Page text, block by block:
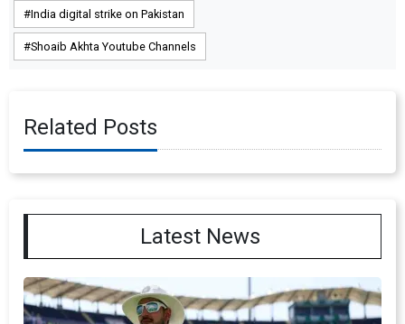
India digital strike on Pakistan
Shoaib Akhta Youtube Channels
Related Posts
Latest News